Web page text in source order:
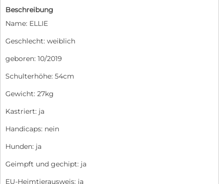
Beschreibung
Name: ELLIE
Geschlecht: weiblich
geboren: 10/2019
Schulterhöhe: 54cm
Gewicht: 27kg
Kastriert: ja
Handicaps: nein
Hunden: ja
Geimpft und gechipt: ja
EU-Heimtierausweis: ja